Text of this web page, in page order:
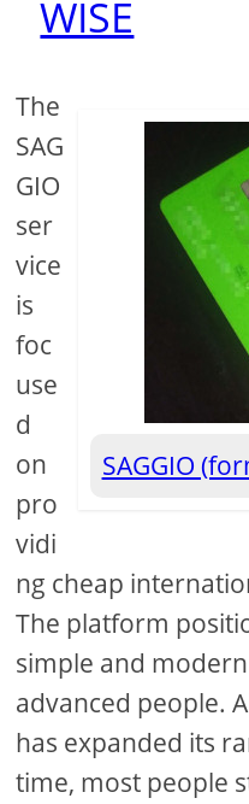
WISE
SAGGIO
The
SAG
GIO
ser
vice
is
foc
use
d
on
pro
vidi
ng cheap
The platform
simple and
advanced people.
has expanded its
time, most people